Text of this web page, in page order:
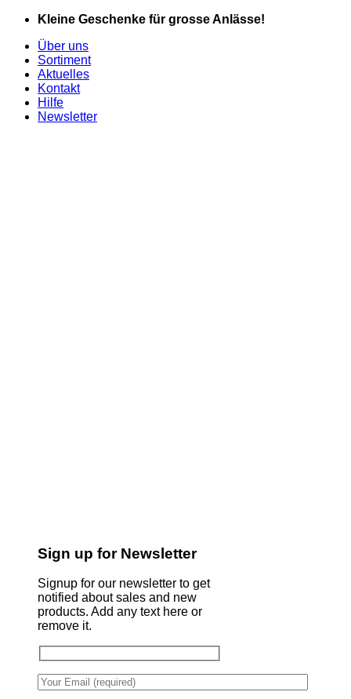
Zum
springen
Kleine Geschenke für grosse Anlässe!
Über uns
Sortiment
Aktuelles
Kontakt
Hilfe
Newsletter
Sign up for Newsletter
Signup for our newsletter to get
notified about sales and new
products. Add any text here or
remove it.